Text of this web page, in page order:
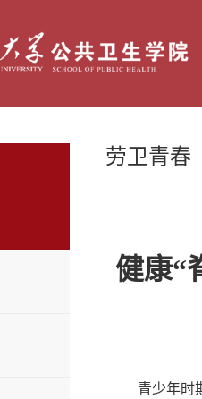
劳卫青春
健康“
青少年时